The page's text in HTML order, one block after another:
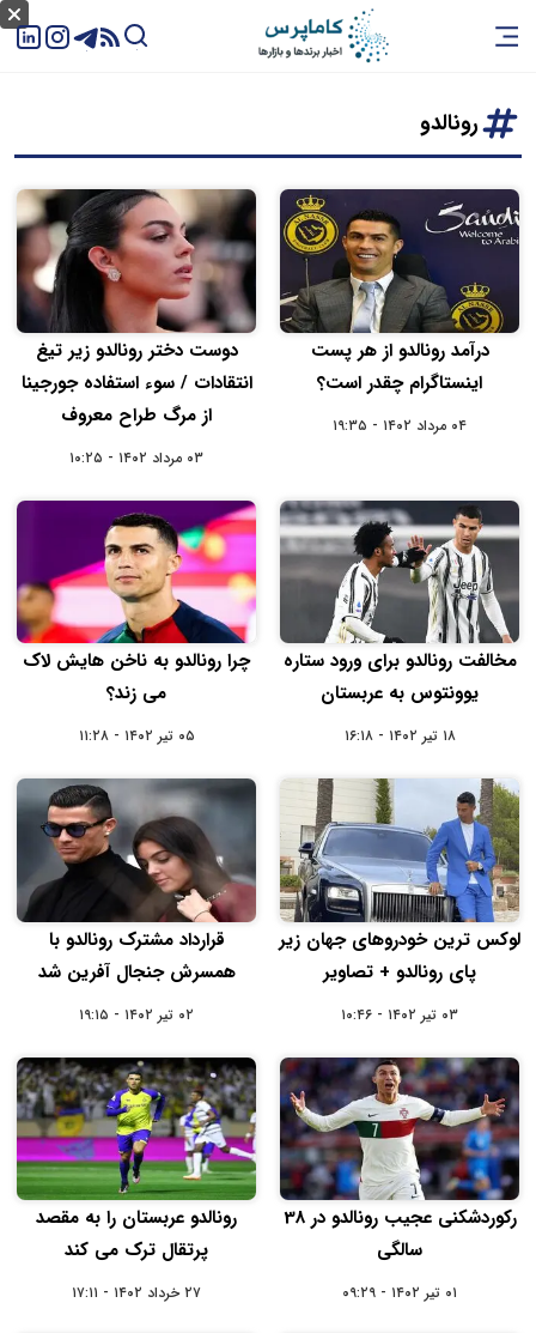
رونالدو
درآمد رونالدو از هر پست
اینستاگرام چقدر است؟
۰۴ مرداد ۱۴۰۲ - ۱۹:۳۵
دوست دختر رونالدو زیر تیغ
انتقادات / سوء استفاده جورجینا
از مرگ طراح معروف
۰۳ مرداد ۱۴۰۲ - ۱۰:۲۵
مخالفت رونالدو برای ورود ستاره
یوونتوس به عربستان
۱۸ تیر ۱۴۰۲ - ۱۶:۱۸
چرا رونالدو به ناخن هایش لاک
می زند؟
۰۵ تیر ۱۴۰۲ - ۱۱:۲۸
لوکس ترین خودروهای جهان زیر
پای رونالدو + تصاویر
۰۳ تیر ۱۴۰۲ - ۱۰:۴۶
قرارداد مشترک رونالدو با
همسرش جنجال آفرین شد
۰۲ تیر ۱۴۰۲ - ۱۹:۱۵
رکوردشکنی عجیب رونالدو در 38
سالگی
۰۱ تیر ۱۴۰۲ - ۰۹:۲۹
رونالدو عربستان را به مقصد
پرتقال ترک می کند
۲۷ خرداد ۱۴۰۲ - ۱۷:۱۱